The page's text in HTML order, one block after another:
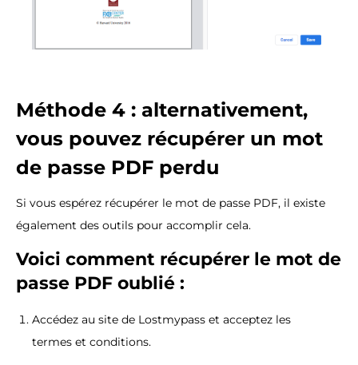
Méthode 4 : alternativement,
vous pouvez récupérer un mot
de passe PDF perdu
Si vous espérez récupérer le mot de passe PDF, il existe
également des outils pour accomplir cela.
Voici comment récupérer le mot de
passe PDF oublié :
Accédez au site de Lostmypass et acceptez les
termes et conditions.